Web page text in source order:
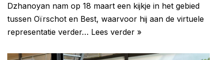
Dzhanoyan nam op 18 maart een kijkje in het gebied
tussen Oïrschot en Best, waarvoor hij aan de virtuele
representatie verder… Lees verder »